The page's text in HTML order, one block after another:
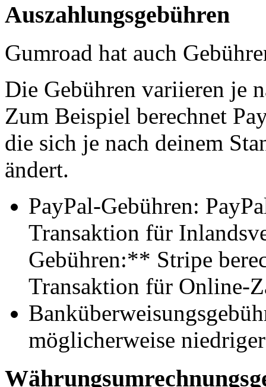
Auszahlungsgebühren
Gumroad hat auch
Die Gebühren variieren je
Zum Beispiel berechnet
die sich je nach deinem
ändert.
PayPal-Gebühren:
Transaktion für
Gebühren:** Stripe
Transaktion für Online-
möglicherweise